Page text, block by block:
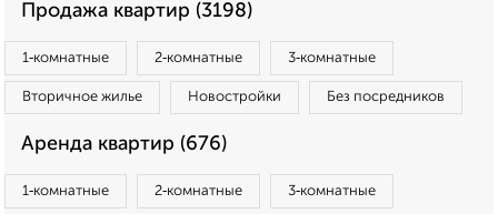
Продажа квартир (3198)
1‑комнатные 2‑комнатные 3‑комнатные
Вторичное жилье Новостройки Без посредников
Аренда квартир (676)
1‑комнатные 2‑комнатные 3‑комнатные